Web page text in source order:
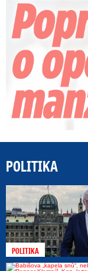
POLITIKA
POLITIKA